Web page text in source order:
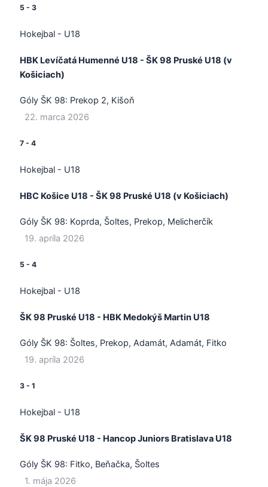
5 -3
Hokejbal - U18
HBK Levíčatá Humenné U18 - ŠK 98 Pruské U18 (v
Košiciach)
Góly ŠK 98: Prekop 2, Kišoň
22. marca 2026
7 -4
Hokejbal - U18
HBC Košice U18 - ŠK 98 Pruské U18 (v Košiciach)
Góly ŠK 98: Koprda, Šoltes, Prekop, Melicherčík
19. apríla 2026
5 -4
Hokejbal - U18
ŠK 98 Pruské U18 - HBK Medokýš Martin U18
Góly ŠK 98: Šoltes, Prekop, Adamát, Adamát, Fitko
19. apríla 2026
3 -1
Hokejbal - U18
ŠK 98 Pruské U18 - Hancop Juniors Bratislava U18
Góly ŠK 98: Fitko, Beňačka, Šoltes
1. mája 2026